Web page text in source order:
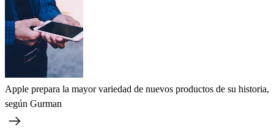
Apple prepara la mayor variedad de nuevos productos de su historia,
según Gurman